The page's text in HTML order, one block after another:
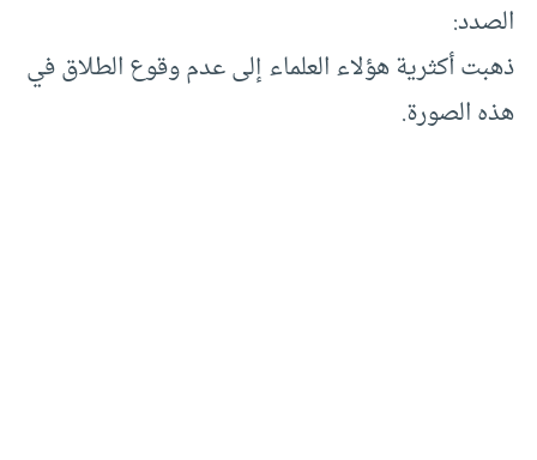
الصدد:
ذهبت أكثرية هؤلاء العلماء إلى عدم وقوع الطلاق في
هذه الصورة.